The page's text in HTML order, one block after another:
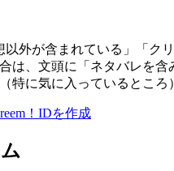
外が含まれている」「ク
は、文頭に「ネタバレを含
特に気に入っているところ
！IDを作成